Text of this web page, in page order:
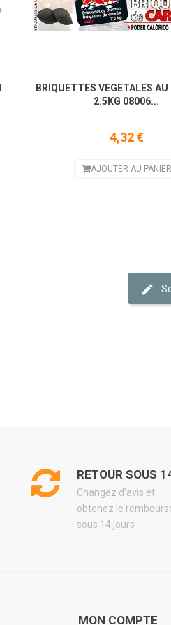
BRIQUETTES VEGETALES AU
2.5KG 08006...
4,32 €
AJOUTER AU PANIER
RETOUR SOUS
Changez d'avis et
obtenez le
sous 14 jours
MON COMPTE